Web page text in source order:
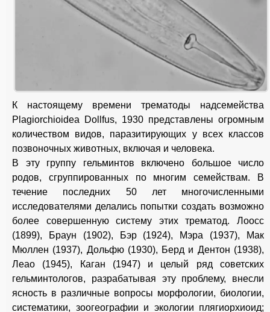
К настоящему времени трематоды надсемейства
Рlagiorchioidea Dollfus, 1930 представлены огромным
количеством видов, паразитирующих у всех классов
позвоночных животных, включая и человека.
В эту группу гельминтов включено большое число
родов, сгруппированных по многим семействам. В
течение последних 50 лет многочисленными
исследователями делались попытки создать возможно
более совершенную систему этих трематод. Лоосс
(1899), Браун (1902), Бэр (1924), Мэра (1937), Мак
Мюллен (1937), Дольфю (1930), Берд и Дентон (1938),
Леао (1945), Каган (1947) и целый ряд советских
гельминтологов, разрабатывая эту проблему, внесли
ясность в различные вопросы морфологии, биологии,
систематики, зоогеографии и экологии плягиорхиоид;